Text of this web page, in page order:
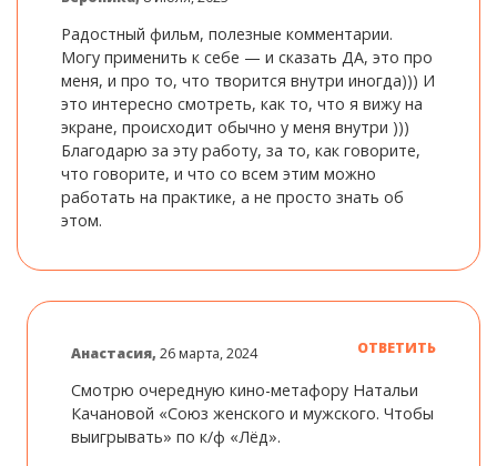
Радостный фильм, полезные комментарии.
Могу применить к себе — и сказать ДА, это про
меня, и про то, что творится внутри иногда))) И
это интересно смотреть, как то, что я вижу на
экране, происходит обычно у меня внутри )))
Благодарю за эту работу, за то, как говорите,
что говорите, и что со всем этим можно
работать на практике, а не просто знать об
этом.
Анастасия, 26 марта, 2024 ОТВЕТИТЬ
Смотрю очередную кино-метафору Натальи
Качановой «Союз женского и мужского. Чтобы
выигрывать» по к/ф «Лёд».